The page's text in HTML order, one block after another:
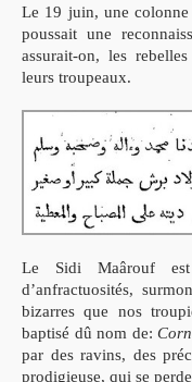
Le 19 juin, une colonne
poussait une
assurait-on, les
leurs troupeaux.
Le Sidi Maârouf
d’anfractuosités,
bizarres que nos
baptisé dû nom de:
par des ravins, des
prodigieuse, qui se